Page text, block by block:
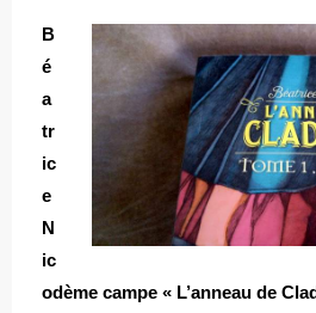
B
é
a
tr
ic
e
N
ic
odème campe « L’anneau de